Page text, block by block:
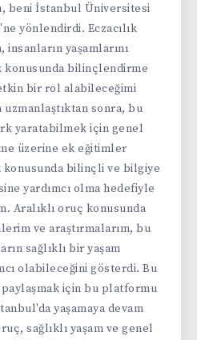
beni İstanbul Üniversitesi
yönlendirdi. Eczacılık
yaşamlarını
konusunda bilinçlendirme
bir rol alabileceğimi
uzmanlaştıktan sonra, bu
yaratabilmek için genel
üzerine ek eğitimler
konusunda bilinçli ve bilgiye
yardımcı olma hedefiyle
Aralıklı oruç konusunda
ve araştırmalarım, bu
sağlıklı bir yaşam
olabileceğini gösterdi. Bu
için bu platformu
yaşamaya devam
sağlıklı yaşam ve genel